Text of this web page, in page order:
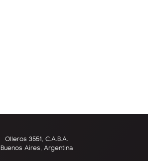
Olleros 3551, C.A.B.A.
Buenos Aires, Argentina